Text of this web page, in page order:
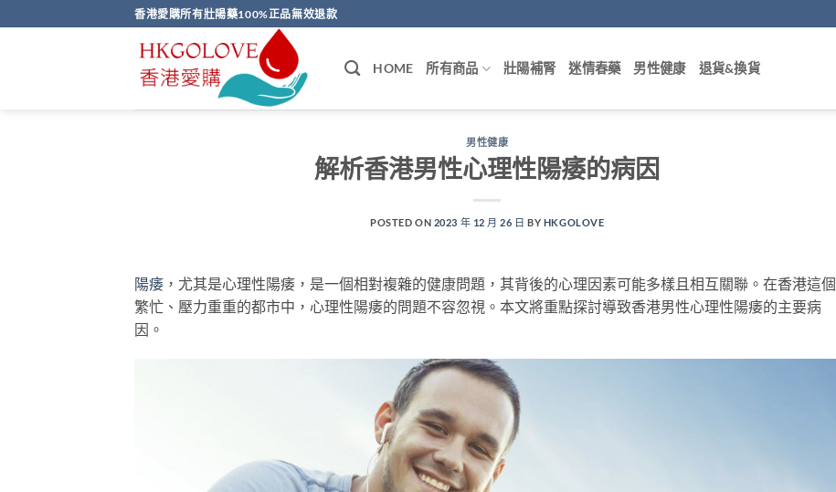
to
香港愛購所有壯陽藥100%正品無效退款
HOME 所有商品 壯陽補腎 迷情春藥 男性健康 退貨&換貨
男性健康
解析香港男性心理性陽痿的病因
POSTED ON 2023 年 12 月 26 日 BY HKGOLOVE
陽痿 ，尤其是心理性陽痿，是一個相對複雜的健康問題，其背後的心理因素可能多樣且相互關聯。在香港這個
繁忙、壓力重重的都市中，心理性陽痿的問題不容忽視。本文將重點探討導致香港男性心理性陽痿的主要病
因。